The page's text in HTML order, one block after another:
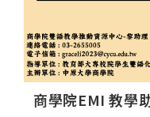
商學院EMI 教學